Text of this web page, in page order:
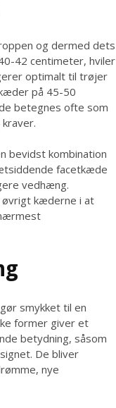
og dermed dets
42 centimeter, hviler
optimalt til trøjer
på 45-50
betegnes ofte som
bevidst kombination
facetkæde
vedhæng.
øvrigt kæderne i at
smykket til en
former giver et
betydning, såsom
De bliver
nye